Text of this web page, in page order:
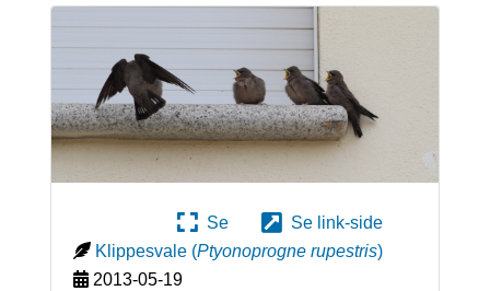
Se
Se link-side
Klippesvale (Ptyonoprogne rupestris)
2013-05-19